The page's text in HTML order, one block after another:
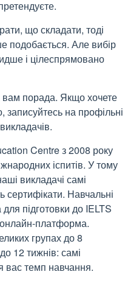
що складати, тоді
подобається. Але вибір
і цілеспрямовано
порада. Якщо хочете
записуйтесь на профільні
Centre з 2008 року
іспитів. У тому
викладачі самі
сертифікати. Навчальні
підготовки до IELTS
платформа.
групах до 8
12 тижнів: самі
вас темп навчання.